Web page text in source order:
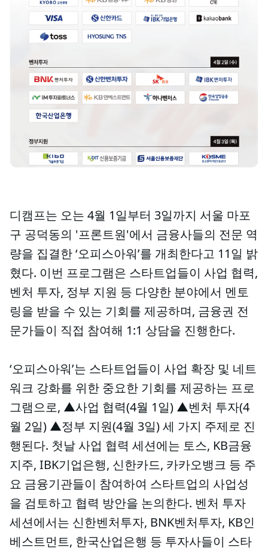
디캠프는 오는 4월 1일부터 3일까지 서울 마포
구 공덕동의 '프론트원'에서 금융사들의 전문 역
량을 집결한 ‘오피스아워’를 개최한다고 11일 밝
혔다. 이번 프로그램은 스타트업들이 사업 협력,
벤처 투자, 정부 지원 등 다양한 분야에서 멘토
링을 받을 수 있는 기회를 제공하며, 금융권 전
문가들이 직접 참여해 1:1 상담을 진행한다.
‘오피스아워’는 스타트업들이 사업 확장 및 네트
워크 강화를 위한 중요한 기회를 제공하는 프로
그램으로, ▲사업 협력(4월 1일) ▲벤처 투자(4
월 2일) ▲정부 지원(4월 3일) 세 가지 주제로 진
행된다. 첫날 사업 협력 세션에는 토스, KB금융
지주, IBK기업은행, 신한카드, 카카오뱅크 등 주
요 금융기관들이 참여하여 스타트업의 사업성
을 검토하고 협력 방안을 논의한다. 벤처 투자
세션에서는 신한벤처투자, BNK벤처투자, KB인
베스트먼트, 한국산업은행 등 투자사들이 스타